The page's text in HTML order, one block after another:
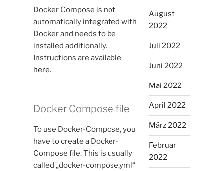
Docker Compose is not
automatically integrated with
Docker and needs to be
installed additionally.
Instructions are available
here.
Docker Compose file
To use Docker-Compose, you
have to create a Docker-
Compose file. This is usually
called „docker-compose.yml“
August
2022
Juli 2022
Juni 2022
Mai 2022
April 2022
März 2022
Februar
2022